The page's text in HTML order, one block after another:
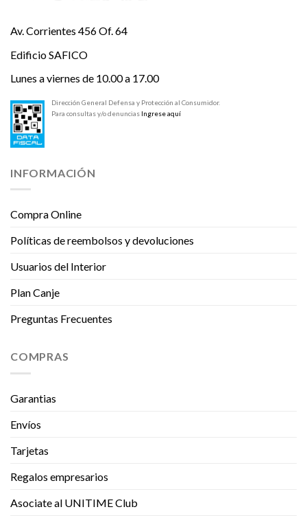
Av. Corrientes 456 Of. 64
Edificio SAFICO
Lunes a viernes de 10.00 a 17.00
Dirección General Defensa y Protección al Consumidor.
Para consultas y/o denuncias Ingrese aquí
INFORMACIÓN
Compra Online
Políticas de reembolsos y devoluciones
Usuarios del Interior
Plan Canje
Preguntas Frecuentes
COMPRAS
Garantias
Envíos
Tarjetas
Regalos empresarios
Asociate al UNITIME Club